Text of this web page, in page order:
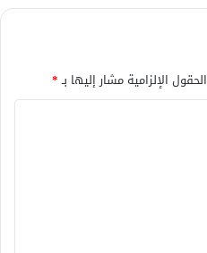
الحقول الإلزامية مشار إليها بـ*